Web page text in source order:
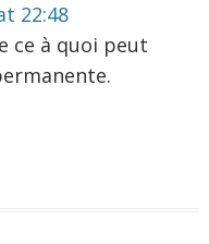
22:48
ce à quoi peut